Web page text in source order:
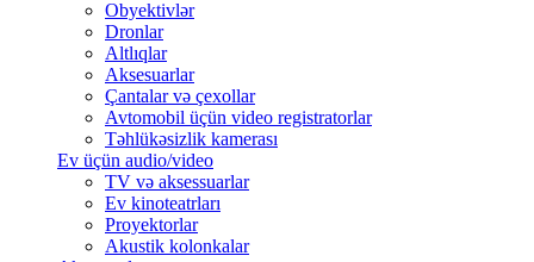
Obyektivlər
Dronlar
Altlıqlar
Aksesuarlar
Çantalar və çexollar
Avtomobil üçün video registratorlar
Təhlükəsizlik kamerası
Ev üçün audio/video
TV və aksessuarlar
Ev kinoteatrları
Proyektorlar
Akustik kolonkalar